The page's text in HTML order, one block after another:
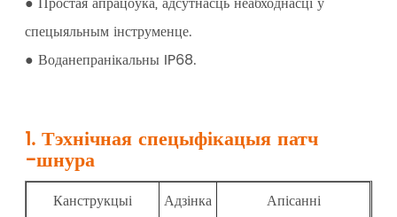
спецыяльным інструменце.
● Воданепранікальны IP68.
1. Тэхнічная спецыфікацыя патч
-шнура
Канструкцыі Адзінка
Апісанні